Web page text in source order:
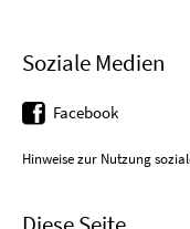
Soziale Medien
Facebook
Hinweise zur Nutzung